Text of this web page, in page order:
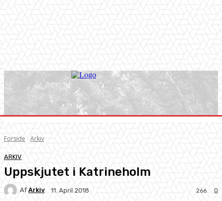
Forside Arkiv
ARKIV
Uppskjutet i Katrineholm
Af Arkiv 11. April 2018 0
266